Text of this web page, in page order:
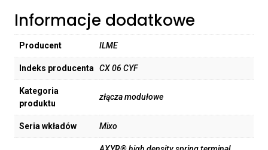
Informacje dodatkowe
Producent ILME
Indeks producenta CX 06 CYF
Kategoria
produktu
złącza modułowe
Seria wkładów Mixo